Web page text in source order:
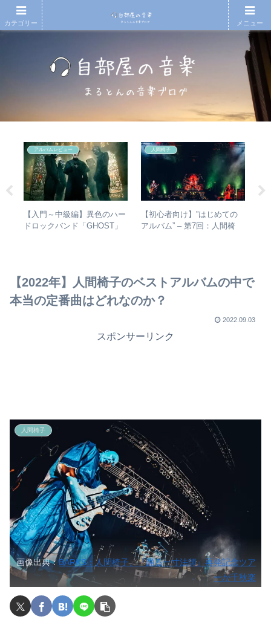
アルバムレビュー
【入門～中級編】異色のハー
ドロックバンド「GHOST」
人間椅子
【初心者向け】”はじめての
アルバム” – 第7回：人間椅
【2022年】人間椅子のベストアルバムの中で
本当の定番曲はどれなのか？
2022.09.03
スポンサーリンク
人間椅子
画像出典：BARKS：人間椅子、『踊る一寸法師』再発記念ツア
ーが千秋楽
カテゴリー メニュー